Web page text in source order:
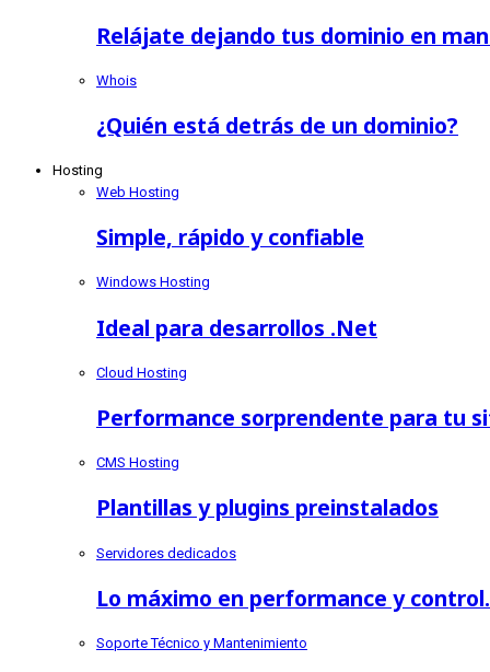
Relájate dejando tus dominio en
Whois
¿Quién está detrás de un dominio?
Hosting
Web Hosting
Simple, rápido y confiable
Windows Hosting
Ideal para desarrollos .Net
Cloud Hosting
Performance sorprendente para tu
CMS Hosting
Plantillas y plugins preinstalados
Servidores dedicados
Lo máximo en performance y control.
Soporte Técnico y Mantenimiento